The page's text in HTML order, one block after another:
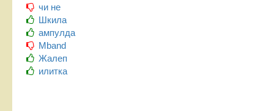
чи не
Шкила
ампулда
Mband
Жалеп
илитка